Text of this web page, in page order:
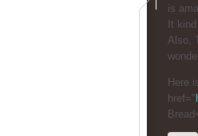
is
It
Also,
Here
href="